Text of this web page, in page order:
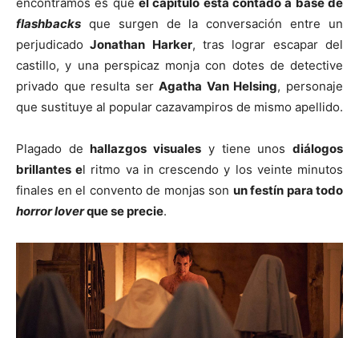
flashbacks que surgen de la conversación entre un
perjudicado Jonathan Harker, tras lograr escapar del
castillo, y una perspicaz monja con dotes de detective
privado que resulta serAgatha Van Helsing, personaje
que sustituye al popular cazavampiros de mismo apellido.
Plagado dehallazgos visuales y tiene unosdiálogos
brillantes el ritmo va in crescendo y los veinte minutos
finales en el convento de monjas son un festín para todo
horror loverque se precie.